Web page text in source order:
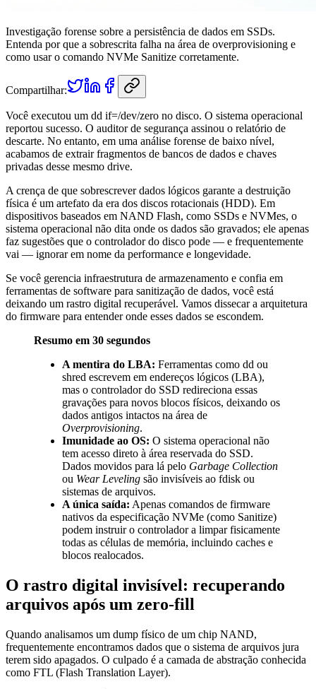
Investigação forense sobre a persistência de dados em SSDs.
Entenda por que a sobrescrita falha na área de overprovisioning e
como usar o comando NVMe Sanitize corretamente.
Compartilhar:
Você executou um dd if=/dev/zero no disco. O sistema operacional
reportou sucesso. O auditor de segurança assinou o relatório de
descarte. No entanto, em uma análise forense de baixo nível,
acabamos de extrair fragmentos de bancos de dados e chaves
privadas desse mesmo drive.
A crença de que sobrescrever dados lógicos garante a destruição
física é um artefato da era dos discos rotacionais (HDD). Em
dispositivos baseados em NAND Flash, como SSDs e NVMes, o
sistema operacional não dita onde os dados são gravados; ele apenas
faz sugestões que o controlador do disco pode — e frequentemente
vai — ignorar em nome da performance e longevidade.
Se você gerencia infraestrutura de armazenamento e confia em
ferramentas de software para sanitização de dados, você está
deixando um rastro digital recuperável. Vamos dissecar a arquitetura
do firmware para entender onde esses dados se escondem.
Resumo em 30 segundos
A mentira do LBA: Ferramentas como dd ou
shred escrevem em endereços lógicos (LBA),
mas o controlador do SSD redireciona essas
gravações para novos blocos físicos, deixando os
dados antigos intactos na área de
Overprovisioning.
Imunidade ao OS: O sistema operacional não
tem acesso direto à área reservada do SSD.
Dados movidos para lá pelo Garbage Collection
ou Wear Leveling são invisíveis ao fdisk ou
sistemas de arquivos.
A única saída: Apenas comandos de firmware
nativos da especificação NVMe (como Sanitize)
podem instruir o controlador a limpar fisicamente
todas as células de memória, incluindo caches e
blocos realocados.
O rastro digital invisível: recuperando
arquivos após um zero-fill
Quando analisamos um dump físico de um chip NAND,
frequentemente encontramos dados que o sistema de arquivos jura
terem sido apagados. O culpado é a camada de abstração conhecida
como FTL (Flash Translation Layer).